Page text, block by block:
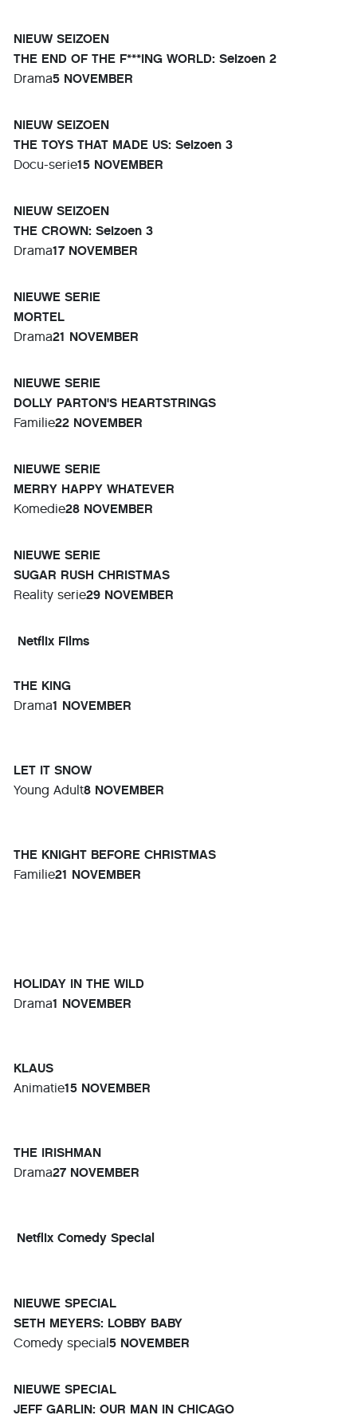
NIEUW SEIZOEN
THE END OF THE F***ING WORLD: Seizoen 2
Drama5 NOVEMBER
NIEUW SEIZOEN
THE TOYS THAT MADE US: Seizoen 3
Docu-serie15 NOVEMBER
NIEUW SEIZOEN
THE CROWN: Seizoen 3
Drama17 NOVEMBER
NIEUWE SERIE
MORTEL
Drama21 NOVEMBER
NIEUWE SERIE
DOLLY PARTON'S HEARTSTRINGS
Familie22 NOVEMBER
NIEUWE SERIE
MERRY HAPPY WHATEVER
Komedie28 NOVEMBER
NIEUWE SERIE
SUGAR RUSH CHRISTMAS
Reality serie29 NOVEMBER
Netflix Films
THE KING
Drama1 NOVEMBER
LET IT SNOW
Young Adult8 NOVEMBER
THE KNIGHT BEFORE CHRISTMAS
Familie21 NOVEMBER
HOLIDAY IN THE WILD
Drama1 NOVEMBER
KLAUS
Animatie15 NOVEMBER
THE IRISHMAN
Drama27 NOVEMBER
Netflix Comedy Special
NIEUWE SPECIAL
SETH MEYERS: LOBBY BABY
Comedy special5 NOVEMBER
NIEUWE SPECIAL
JEFF GARLIN: OUR MAN IN CHICAGO